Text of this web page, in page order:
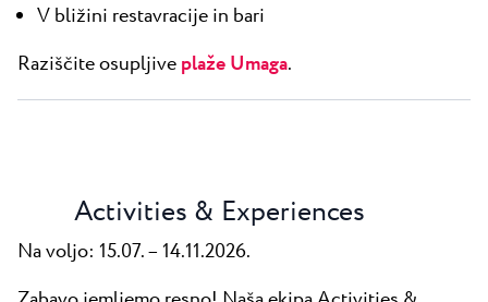
V bližini restavracije in bari
Raziščite osupljiveplaže Umaga.
Activities & Experiences
Na voljo: 15.07. – 14.11.2026.